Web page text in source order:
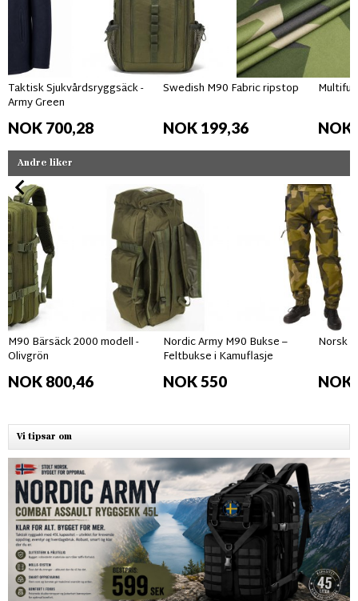
Taktisk Sjukvårdsryggsäck -
Army Green
NOK 700,28
Swedish M90 Fabric ripstop
NOK 199,36 NOK
Andre liker
M90 Bärsäck 2000 modell -
Olivgrön
NOK 800,46
Nordic Army M90 Bukse –
Feltbukse i Kamuflasje
NOK 550
Norsk
NOK
Vi tipsar om